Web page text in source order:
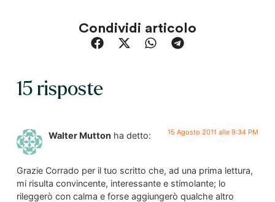
Condividi articolo
15 risposte
Walter Mutton ha detto: 15 Agosto 2011 alle 9:34 PM
Grazie Corrado per il tuo scritto che, ad una prima lettura,
mi risulta convincente, interessante e stimolante; lo
rileggerò con calma e forse aggiungerò qualche altro